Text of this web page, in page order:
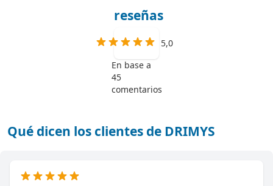
reseñas
5,0
En base a
45
comentarios
Qué dicen los clientes de DRIMYS